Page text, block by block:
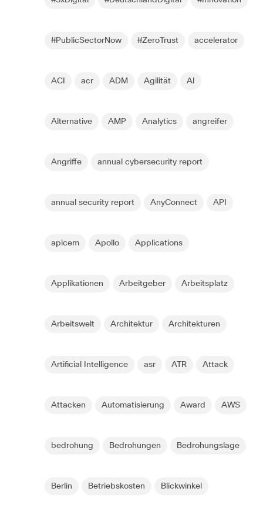
#PublicSectorNow #ZeroTrust accelerator
ACI acr ADM Agilität AI
Alternative AMP Analytics angreifer
Angriffe annual cybersecurity report
annual security report AnyConnect API
apicem Apollo Applications
Applikationen Arbeitgeber Arbeitsplatz
Arbeitswelt Architektur Architekturen
Artificial Intelligence asr ATR Attack
Attacken Automatisierung Award AWS
bedrohung Bedrohungen Bedrohungslage
Berlin Betriebskosten Blickwinkel